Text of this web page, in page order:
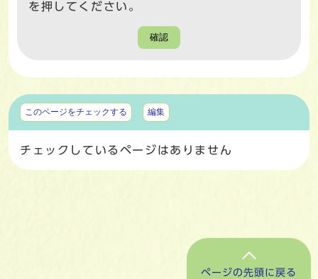
を押してください。
確認
マイページ
このページをチェックする 編集
チェックしているページはありません
ページの先頭に戻る